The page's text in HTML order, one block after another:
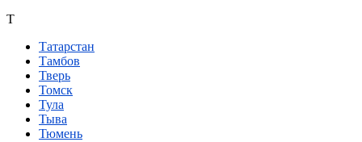
Т
Татарстан
Тамбов
Тверь
Томск
Тула
Тыва
Тюмень